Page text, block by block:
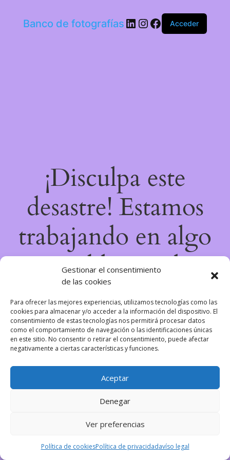
Gestionar el consentimiento
de las cookies
Para ofrecer las mejores experiencias, utilizamos tecnologías como las
cookies para almacenar y/o acceder a la información del dispositivo. El
consentimiento de estas tecnologías nos permitirá procesar datos
como el comportamiento de navegación o las identificaciones únicas
en este sitio. No consentir o retirar el consentimiento, puede afectar
negativamente a ciertas características y funciones.
Aceptar
Denegar
Ver preferencias
Política de cookiesPolítica de privacidadavíso legal
Banco de fotografías LinkedIn
Instagram
Facebook
Acceder
¡Disculpa este
desastre! Estamos
trabajando en algo
increíble, ¡vuelve
pronto!